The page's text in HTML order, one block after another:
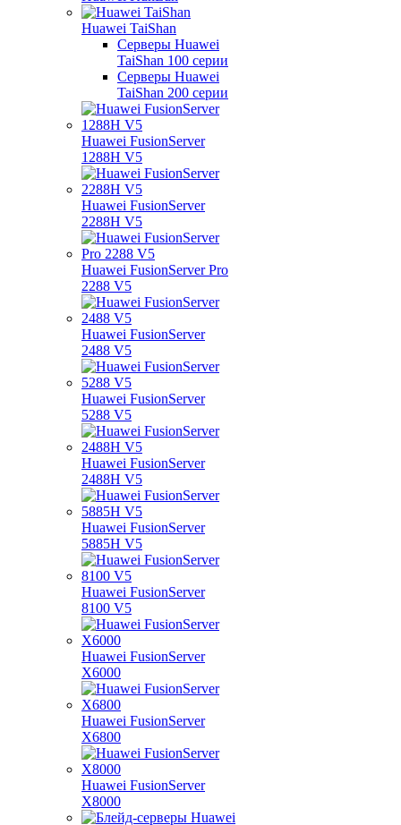
Huawei TaiShan
Серверы Huawei
TaiShan 100 серии
Серверы Huawei
TaiShan 200 серии
Huawei FusionServer
1288H V5
Huawei FusionServer
2288H V5
Huawei FusionServer Pro
2288 V5
Huawei FusionServer
2488 V5
Huawei FusionServer
5288 V5
Huawei FusionServer
2488H V5
Huawei FusionServer
5885H V5
Huawei FusionServer
8100 V5
Huawei FusionServer
X6000
Huawei FusionServer
X6800
Huawei FusionServer
X8000